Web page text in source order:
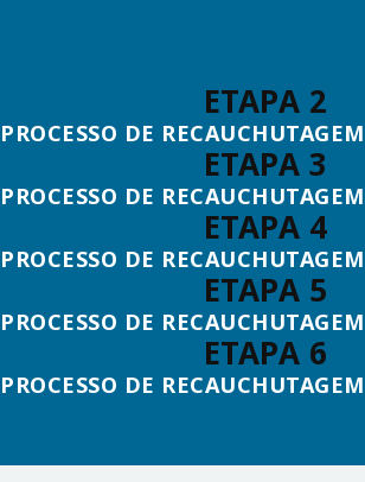
ETAPA 2
PROCESSO DE RECAUCHUTAGEM
ETAPA 3
PROCESSO DE RECAUCHUTAGEM
ETAPA 4
PROCESSO DE RECAUCHUTAGEM
ETAPA 5
PROCESSO DE RECAUCHUTAGEM
ETAPA 6
PROCESSO DE RECAUCHUTAGEM